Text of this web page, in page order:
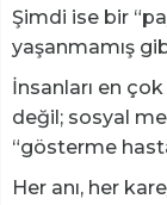
Şimdi ise bir
yaşanmamış
İnsanları en
değil; sosyal
“gösterme
Her anı, her